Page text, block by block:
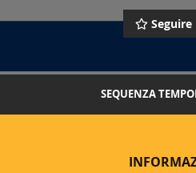
Seguire
SEQUENZA